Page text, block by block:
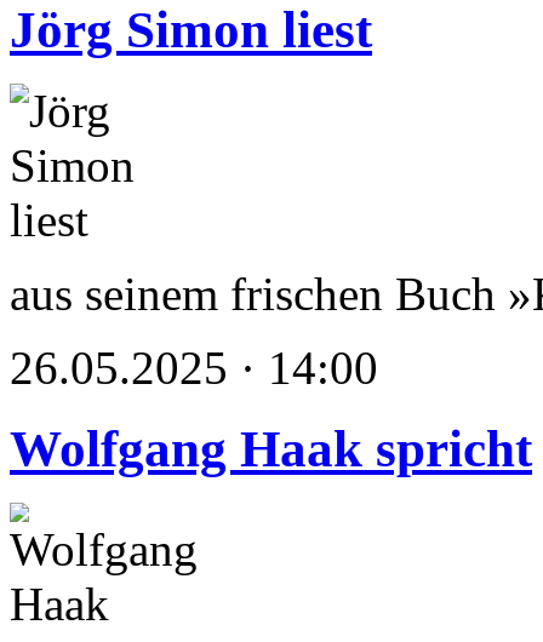
Jörg Simon liest
aus seinem frischen Buch
26.05.2025 · 14:00
Wolfgang Haak spricht